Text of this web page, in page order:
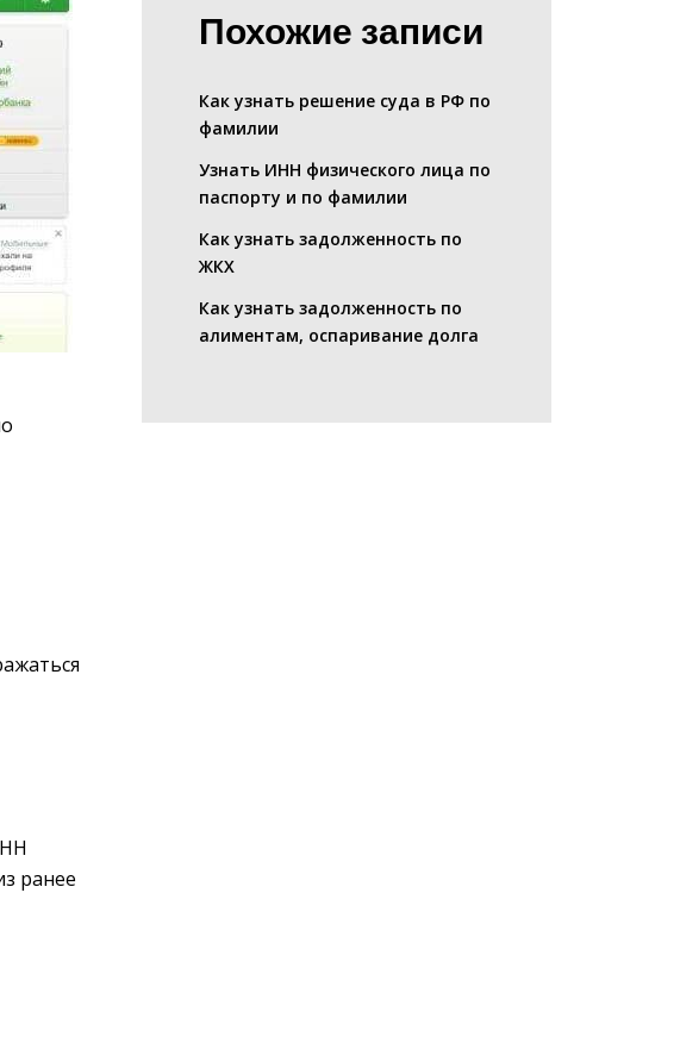
ранее
Похожие записи
Как узнать решение суда в РФ по
фамилии
Узнать ИНН физического лица по
паспорту и по фамилии
Как узнать задолженность по
ЖКХ
Как узнать задолженность по
алиментам, оспаривание долга